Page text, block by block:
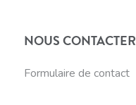
NOUS CONTACTER
Formulaire de contact